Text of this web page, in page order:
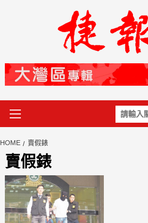
關
鍵
Primary
Menu
HOME 賣假錶
賣假錶